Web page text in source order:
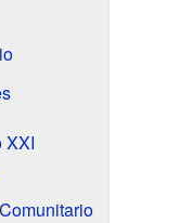
XXI